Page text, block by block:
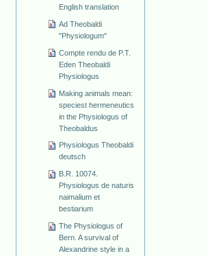
English translation
Ad Theobaldi
"Physiologum"
Compte rendu de P.T.
Eden Theobaldi
Physiologus
Making animals mean:
speciest hermeneutics
in the Physiologus of
Theobaldus
Physiologus Theobaldi
deutsch
B.R. 10074.
Physiologus de naturis
naimalium et
bestiarium
The Physiologus of
Bern. A survival of
Alexandrine style in a